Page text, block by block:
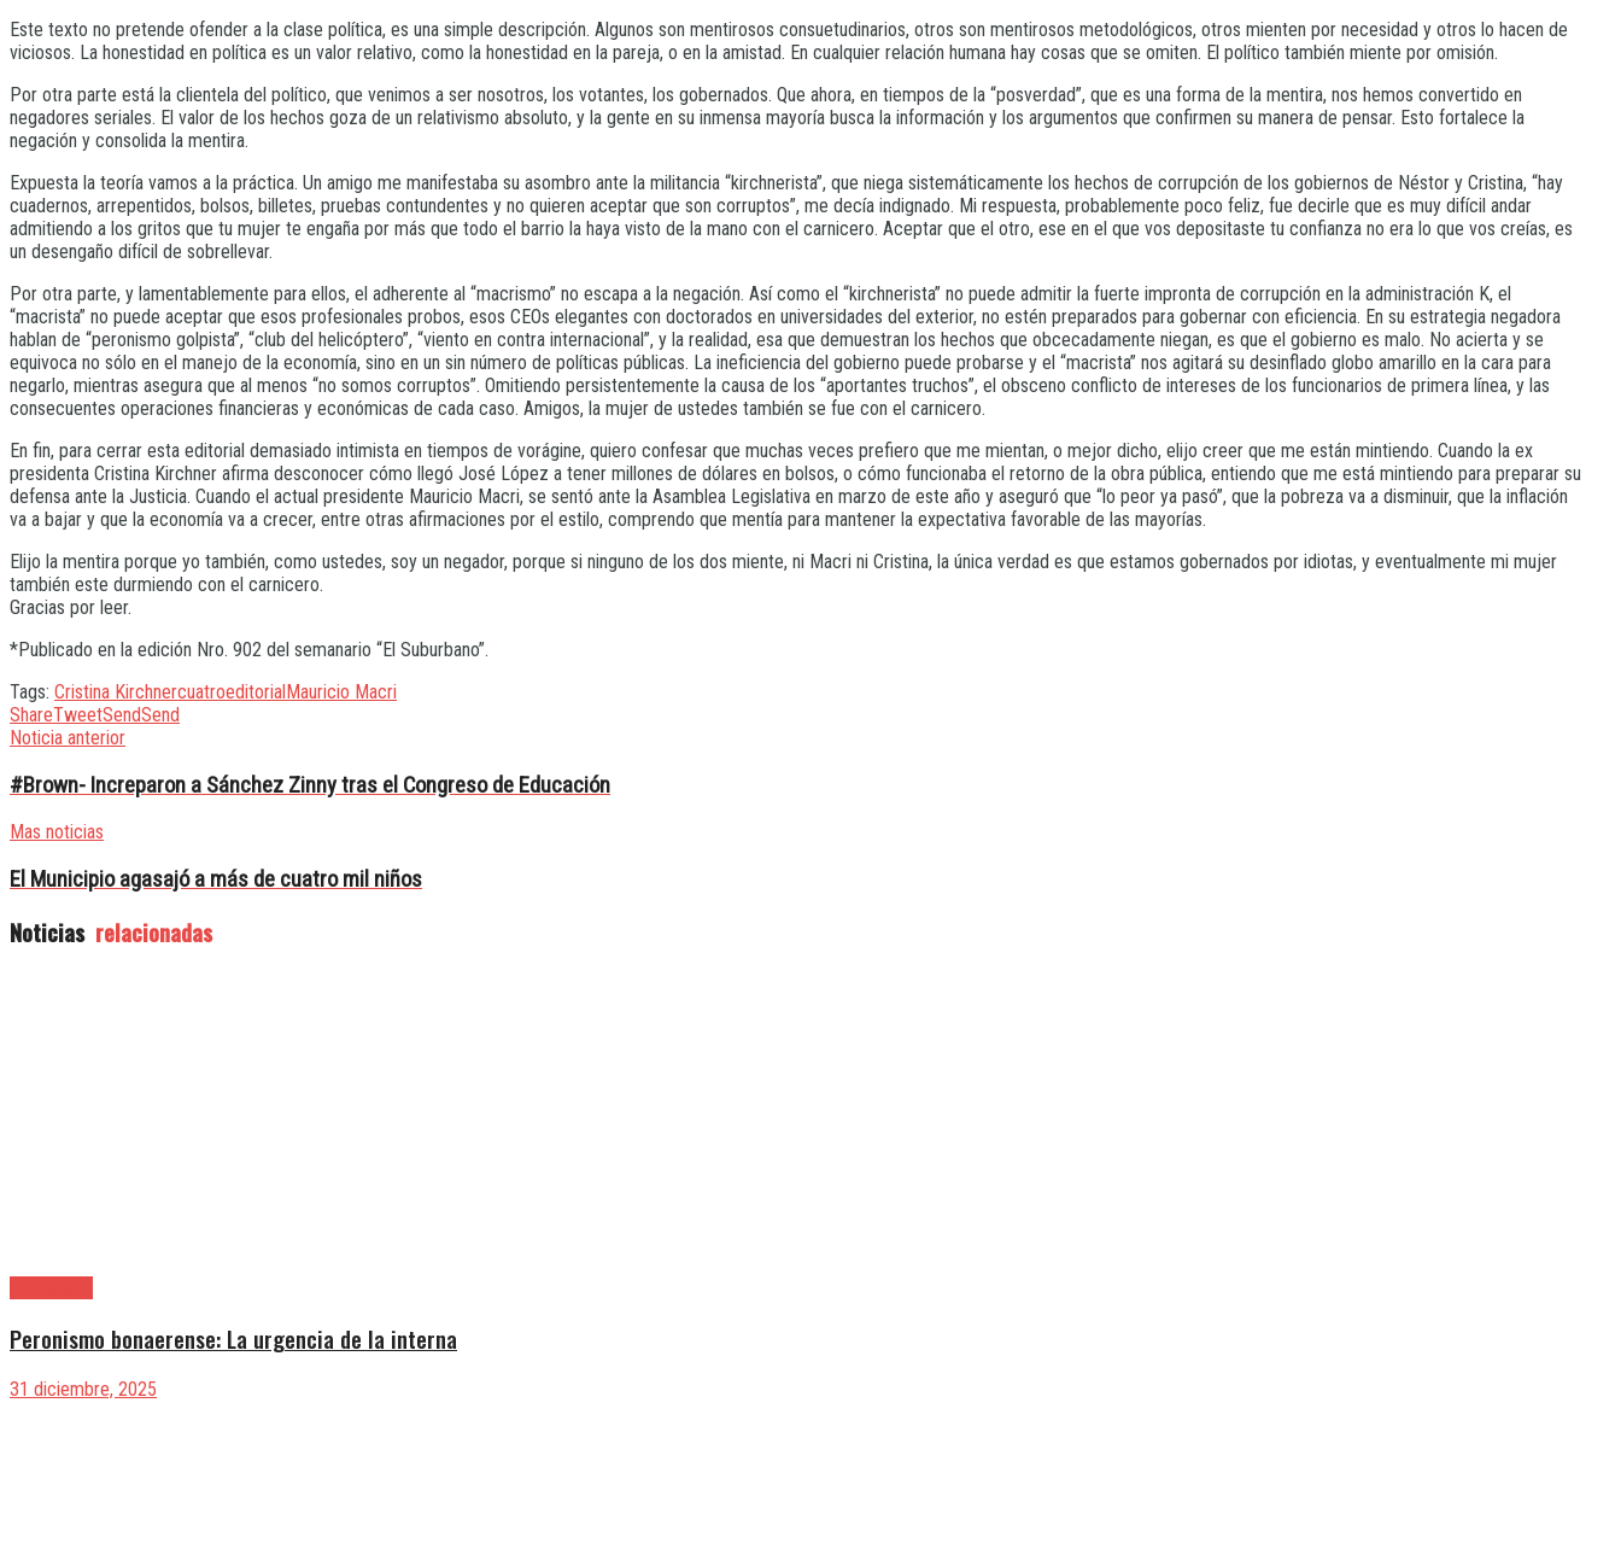
Este texto no pretende ofender a la clase política, es una simple descripción. Algunos son mentirosos consuetudinarios, otros son mentirosos metodológicos, otros mienten por necesidad y otros lo hacen de
viciosos. La honestidad en política es un valor relativo, como la honestidad en la pareja, o en la amistad. En cualquier relación humana hay cosas que se omiten. El político también miente por omisión.
Por otra parte está la clientela del político, que venimos a ser nosotros, los votantes, los gobernados. Que ahora, en tiempos de la “posverdad”, que es una forma de la mentira, nos hemos convertido en
negadores seriales. El valor de los hechos goza de un relativismo absoluto, y la gente en su inmensa mayoría busca la información y los argumentos que confirmen su manera de pensar. Esto fortalece la
negación y consolida la mentira.
Expuesta la teoría vamos a la práctica. Un amigo me manifestaba su asombro ante la militancia “kirchnerista”, que niega sistemáticamente los hechos de corrupción de los gobiernos de Néstor y Cristina, “hay
cuadernos, arrepentidos, bolsos, billetes, pruebas contundentes y no quieren aceptar que son corruptos”, me decía indignado. Mi respuesta, probablemente poco feliz, fue decirle que es muy difícil andar
admitiendo a los gritos que tu mujer te engaña por más que todo el barrio la haya visto de la mano con el carnicero. Aceptar que el otro, ese en el que vos depositaste tu confianza no era lo que vos creías, es
un desengaño difícil de sobrellevar.
Por otra parte, y lamentablemente para ellos, el adherente al “macrismo” no escapa a la negación. Así como el “kirchnerista” no puede admitir la fuerte impronta de corrupción en la administración K, el
“macrista” no puede aceptar que esos profesionales probos, esos CEOs elegantes con doctorados en universidades del exterior, no estén preparados para gobernar con eficiencia. En su estrategia negadora
hablan de “peronismo golpista”, “club del helicóptero”, “viento en contra internacional”, y la realidad, esa que demuestran los hechos que obcecadamente niegan, es que el gobierno es malo. No acierta y se
equivoca no sólo en el manejo de la economía, sino en un sin número de políticas públicas. La ineficiencia del gobierno puede probarse y el “macrista” nos agitará su desinflado globo amarillo en la cara para
negarlo, mientras asegura que al menos “no somos corruptos”. Omitiendo persistentemente la causa de los “aportantes truchos”, el obsceno conflicto de intereses de los funcionarios de primera línea, y las
consecuentes operaciones financieras y económicas de cada caso. Amigos, la mujer de ustedes también se fue con el carnicero.
En fin, para cerrar esta editorial demasiado intimista en tiempos de vorágine, quiero confesar que muchas veces prefiero que me mientan, o mejor dicho, elijo creer que me están mintiendo. Cuando la ex
presidenta Cristina Kirchner afirma desconocer cómo llegó José López a tener millones de dólares en bolsos, o cómo funcionaba el retorno de la obra pública, entiendo que me está mintiendo para preparar su
defensa ante la Justicia. Cuando el actual presidente Mauricio Macri, se sentó ante la Asamblea Legislativa en marzo de este año y aseguró que “lo peor ya pasó”, que la pobreza va a disminuir, que la inflación
va a bajar y que la economía va a crecer, entre otras afirmaciones por el estilo, comprendo que mentía para mantener la expectativa favorable de las mayorías.
Elijo la mentira porque yo también, como ustedes, soy un negador, porque si ninguno de los dos miente, ni Macri ni Cristina, la única verdad es que estamos gobernados por idiotas, y eventualmente mi mujer
también este durmiendo con el carnicero.
Gracias por leer.
*Publicado en la edición Nro. 902 del semanario “El Suburbano”.
Tags: Cristina KirchnercuatroeditorialMauricio Macri
ShareTweetSendSend
Noticia anterior
#Brown- Increparon a Sánchez Zinny tras el Congreso de Educación
Mas noticias
El Municipio agasajó a más de cuatro mil niños
Noticias relacionadas
Peronismo bonaerense: La urgencia de la interna
31 diciembre, 2025